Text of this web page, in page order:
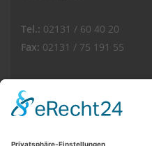
Tel.: 02131 / 60 40 20
Fax: 02131 / 75 191 55
E-Mail:
info(at)thurnerimmobilien.de
Web: